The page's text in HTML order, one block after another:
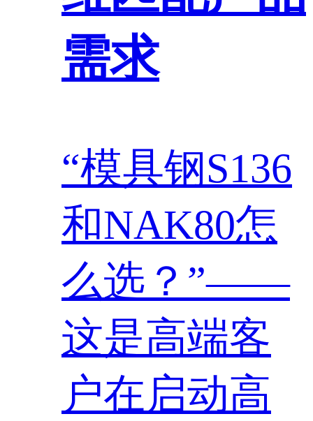
需求
“模具钢S136
和NAK80怎
么选？”——
这是高端客
户在启动高